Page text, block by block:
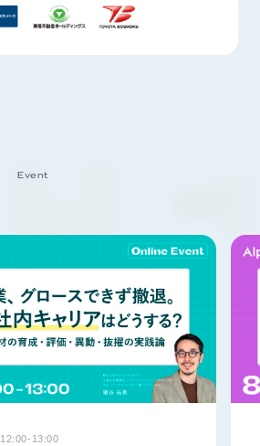
Event
12:00-13:00